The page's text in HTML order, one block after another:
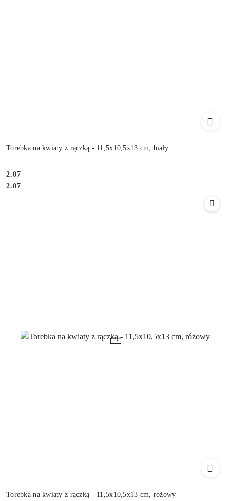
Torebka na kwiaty z rączką - 11,5x10,5x13 cm, biały
Cena:
2.07
Cena:
2.07
Torebka na kwiaty z rączką - 11,5x10,5x13 cm, różowy